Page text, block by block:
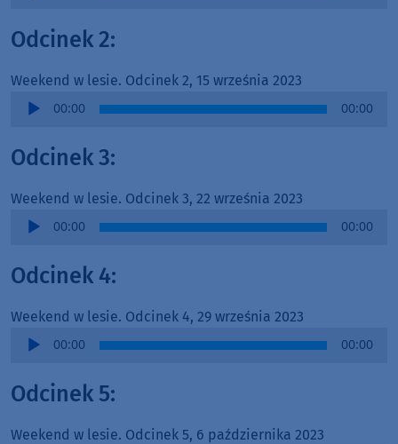
Odcinek 2:
Weekend w lesie. Odcinek 2, 15 września 2023
Audio
00:00 00:00
Odcinek 3:
Weekend w lesie. Odcinek 3, 22 września 2023
Audio
00:00 00:00
Odcinek 4:
Weekend w lesie. Odcinek 4, 29 września 2023
Audio
00:00 00:00
Odcinek 5:
Weekend w lesie. Odcinek 5, 6 października 2023